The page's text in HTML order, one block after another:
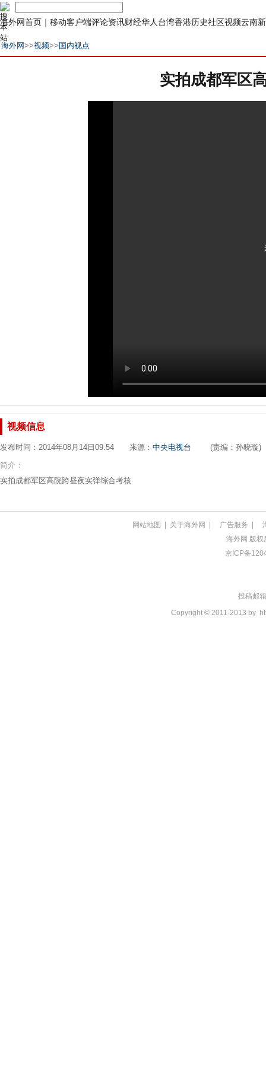
海外网首页 ｜ 移动客户端评论资讯财经华人 台湾香港历史社区视频云南
海外网>>视频>> 国内视点
实拍成都军区
视频信息
发布时间：2014年08月14日09:54 来源： 中央电视台 (责编：孙晓璇)
简介：
实拍成都军区高院跨昼夜实弹综合考核
网站地图 | 关于海外网 | 广告服务 |
海外网 版权
京ICP备
投稿邮
Copyright © 2011-2013 by